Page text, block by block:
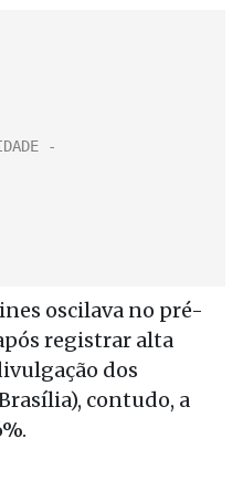
oscilava no pré-
registrar alta
dos
contudo, a